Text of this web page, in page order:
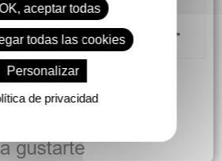
gustarte
aceptar todas
todas las cookies
Personalizar
de privacidad